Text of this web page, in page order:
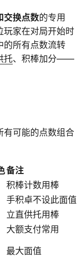
交换点数的专用
玩家在对局开始时
的所有点数流转
托、积棒加分——
有可能的点数组合
备注
积棒计数用棒
手积卓不设此面值
立直供托用棒
大额支付常用
最大面值